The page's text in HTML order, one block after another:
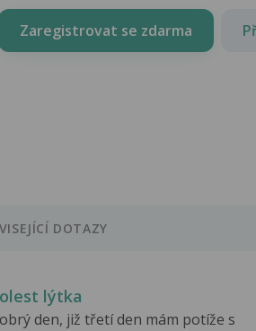
Zaregistrovat se zdarma
DOTAZY
lýtka
den, již třetí den mám potíže s